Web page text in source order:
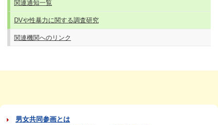
関連通知一覧
DVや性暴力に関する調査研究
関連機関へのリンク